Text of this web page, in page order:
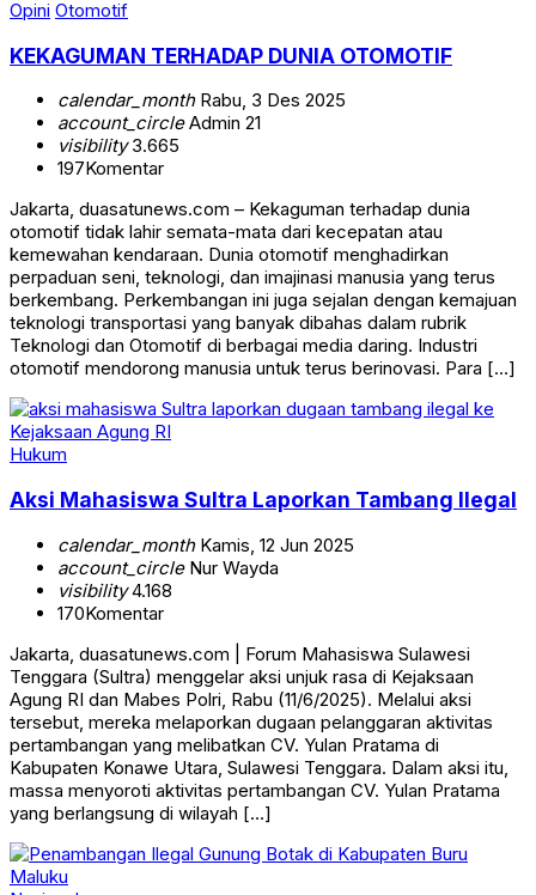
Opini Otomotif
KEKAGUMAN TERHADAP DUNIA OTOMOTIF
calendar_monthRabu, 3 Des 2025
account_circleAdmin 21
visibility3.665
197Komentar
Jakarta, duasatunews.com – Kekaguman terhadap dunia
otomotif tidak lahir semata-mata dari kecepatan atau
kemewahan kendaraan. Dunia otomotif menghadirkan
perpaduan seni, teknologi, dan imajinasi manusia yang terus
berkembang. Perkembangan ini juga sejalan dengan kemajuan
teknologi transportasi yang banyak dibahas dalam rubrik
Teknologi dan Otomotif di berbagai media daring. Industri
otomotif mendorong manusia untuk terus berinovasi. Para […]
Hukum
Aksi Mahasiswa Sultra Laporkan Tambang Ilegal
calendar_monthKamis, 12 Jun 2025
account_circleNur Wayda
visibility4.168
170Komentar
Jakarta, duasatunews.com | Forum Mahasiswa Sulawesi
Tenggara (Sultra) menggelar aksi unjuk rasa di Kejaksaan
Agung RI dan Mabes Polri, Rabu (11/6/2025). Melalui aksi
tersebut, mereka melaporkan dugaan pelanggaran aktivitas
pertambangan yang melibatkan CV. Yulan Pratama di
Kabupaten Konawe Utara, Sulawesi Tenggara. Dalam aksi itu,
massa menyoroti aktivitas pertambangan CV. Yulan Pratama
yang berlangsung di wilayah […]